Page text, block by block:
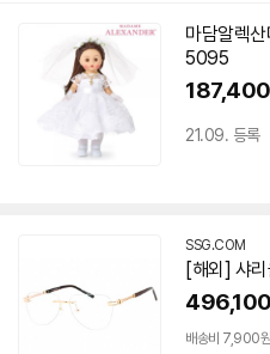
설치 환경·지역에 따라
배송·설치비가 달라집니다.닫
기
마담알렉
5095
187,400
21.09. 등록
SSG.COM
[해외] 샤
496,100
배송비 7,900원